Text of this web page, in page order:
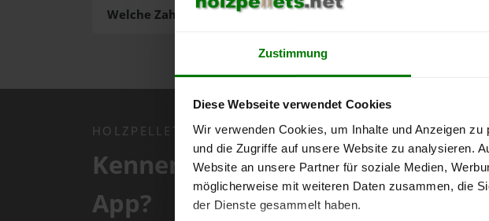
Zustimmung
Diese Webseite verwendet Cookies
Wir verwenden Cookies, um Inhalte und Anzeigen
und die Zugriffe auf unsere Website zu analysieren.
Website an unsere Partner für soziale Medien,
möglicherweise mit weiteren Daten zusammen, die
der Dienste gesammelt haben.
Welche Zahlungsarten gibt es?
HOLZPELLETS.NET APP
Kennen Sie schon unsere
App?